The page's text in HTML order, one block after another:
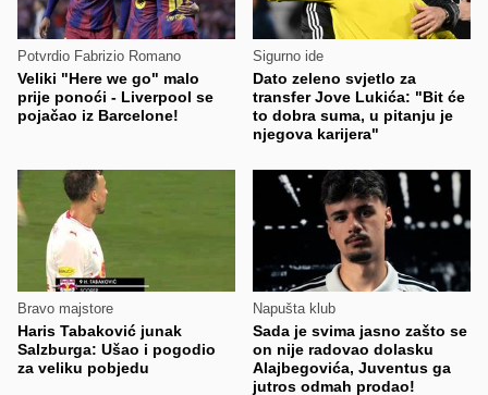
Potvrdio Fabrizio Romano
Veliki "Here we go" malo
prije ponoći - Liverpool se
pojačao iz Barcelone!
Sigurno ide
Dato zeleno svjetlo za
transfer Jove Lukića: "Bit će
to dobra suma, u pitanju je
njegova karijera"
Bravo majstore
Haris Tabaković junak
Salzburga: Ušao i pogodio
za veliku pobjedu
Napušta klub
Sada je svima jasno zašto se
on nije radovao dolasku
Alajbegovića, Juventus ga
jutros odmah prodao!